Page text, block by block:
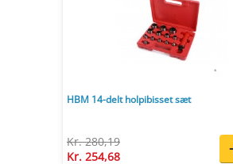
HBM 14-delt holpibisset sæt
Kr. 280,19
Kr. 254,68